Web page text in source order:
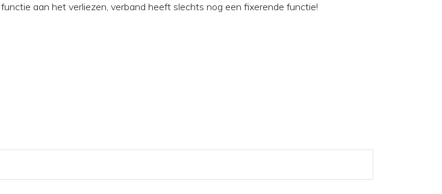
aan het verliezen, verband heeft slechts nog een fixerende functie!